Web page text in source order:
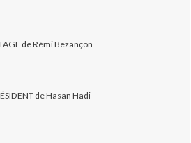
de Rémi Bezançon
de Hasan Hadi